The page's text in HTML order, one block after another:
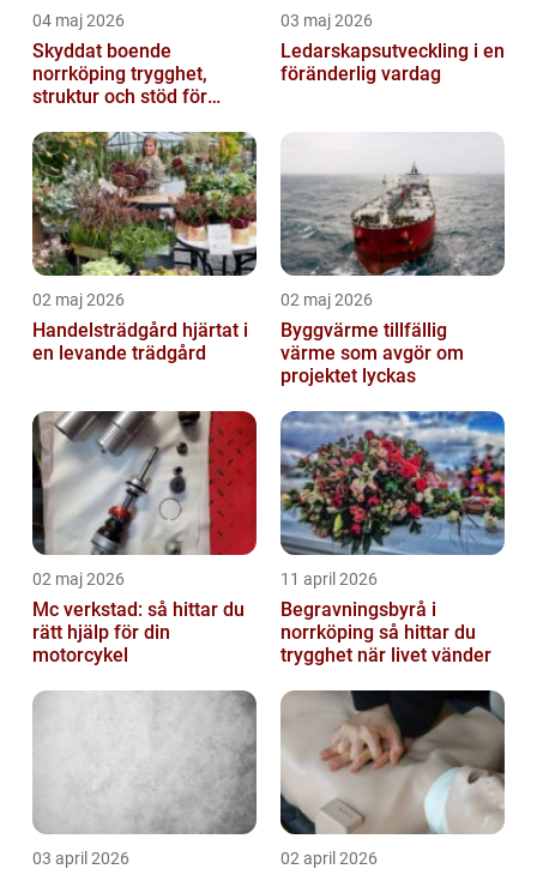
04 maj 2026
Skyddat boende
norrköping trygghet,
struktur och stöd för
situationer
03 maj 2026
Ledarskapsutveckling i en
föränderlig vardag
02 maj 2026
Handelsträdgård hjärtat i
en levande trädgård
02 maj 2026
Byggvärme tillfällig
värme som avgör om
projektet lyckas
02 maj 2026
Mc verkstad: så hittar du
rätt hjälp för din
motorcykel
11 april 2026
Begravningsbyrå i
norrköping så hittar du
trygghet när livet vänder
03 april 2026 02 april 2026